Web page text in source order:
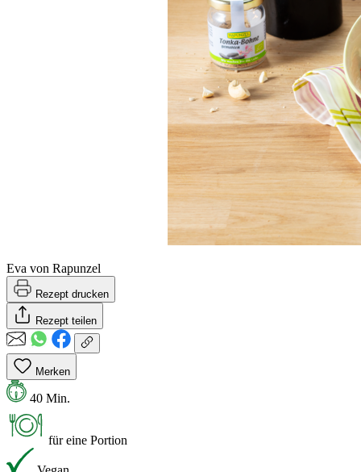
Eva von Rapunzel
Rezept drucken
Rezept teilen
Merken
40 Min.
für eine Portion